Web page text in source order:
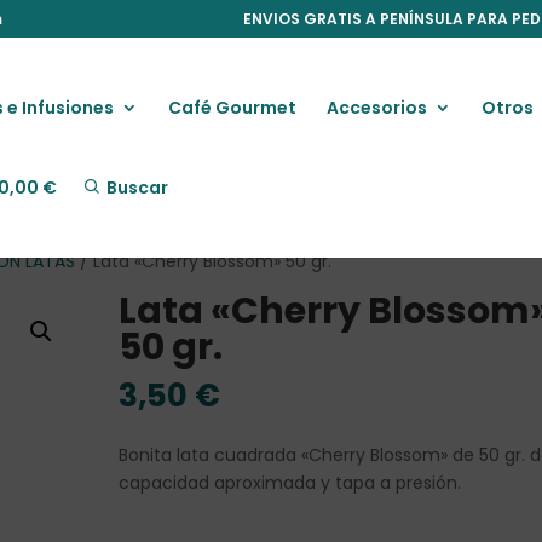
ENVIOS GRATIS A PENÍNSULA PARA
e Infusiones Café Gourmet Accesorios Otros
0,00 € Buscar
LATAS/ Lata «Cherry Blossom» 50 gr.
Lata «Cherry
50 gr.
3,50 €
Bonita lata cuadrada «Cherry Blossom» de 50 gr.
capacidad aproximada y tapa a presión.